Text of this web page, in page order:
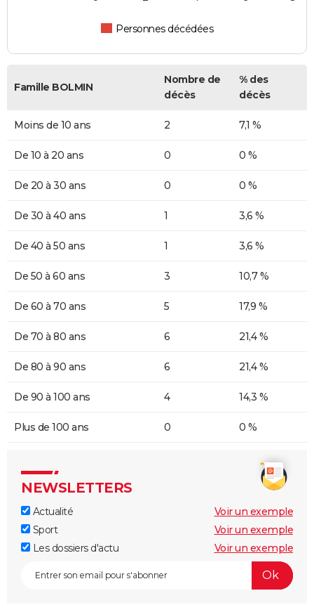
Personnes décédées
Famille BOLMIN
Nombre de
décès
% des
décès
Moins de 10 ans 2 7,1 %
De 10 à 20 ans 0 0 %
De 20 à 30 ans 0 0 %
De 30 à 40 ans 1 3,6 %
De 40 à 50 ans 1 3,6 %
De 50 à 60 ans 3 10,7 %
De 60 à 70 ans 5 17,9 %
De 70 à 80 ans 6 21,4 %
De 80 à 90 ans 6 21,4 %
De 90 à 100 ans 4 14,3 %
Plus de 100 ans 0 0 %
NEWSLETTERS
Actualité
Voir un exemple
Sport
Voir un exemple
Les dossiers d'actu
Voir un exemple